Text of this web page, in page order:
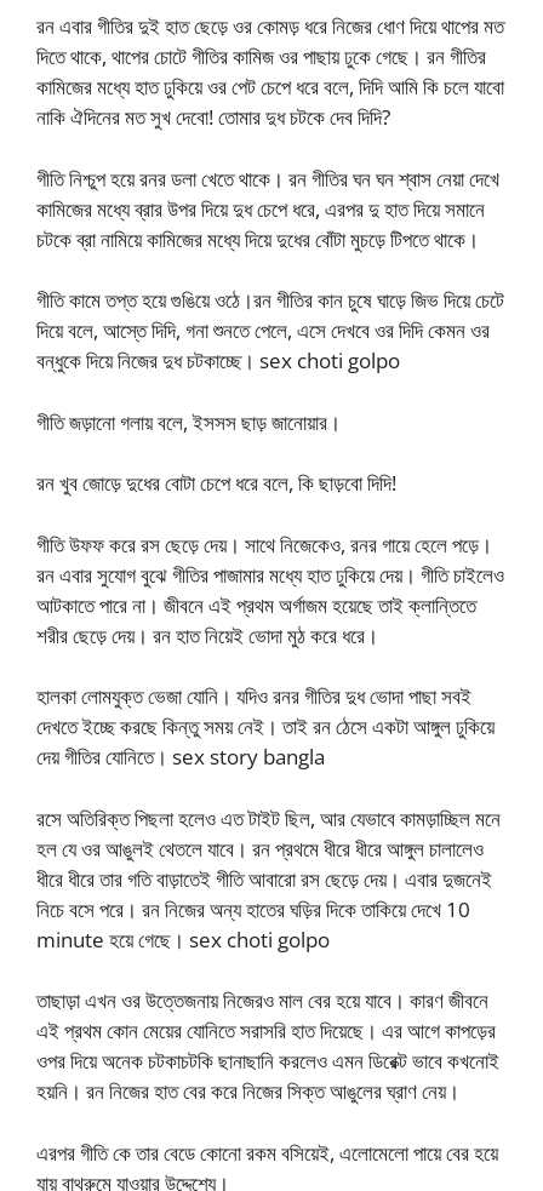
রন এবার গীতির দুই হাত ছেড়ে ওর কোমড় ধরে নিজের ধোণ দিয়ে থাপের মত
দিতে থাকে, থাপের চোটে গীতির কামিজ ওর পাছায় ঢুকে গেছে। রন গীতির
কামিজের মধ্যে হাত ঢুকিয়ে ওর পেট চেপে ধরে বলে, দিদি আমি কি চলে যাবো
নাকি ঐদিনের মত সুখ দেবো! তোমার দুধ চটকে দেব দিদি?
গীতি নিশ্চুপ হয়ে রনর ডলা খেতে থাকে। রন গীতির ঘন ঘন শ্বাস নেয়া দেখে
কামিজের মধ্যে ব্রার উপর দিয়ে দুধ চেপে ধরে, এরপর দু হাত দিয়ে সমানে
চটকে ব্রা নামিয়ে কামিজের মধ্যে দিয়ে দুধের বোঁটা মুচড়ে টিপতে থাকে।
গীতি কামে তপ্ত হয়ে গুঙিয়ে ওঠে।রন গীতির কান চুষে ঘাড়ে জিভ দিয়ে চেটে
দিয়ে বলে, আস্তে দিদি, গনা শুনতে পেলে, এসে দেখবে ওর দিদি কেমন ওর
বন্ধুকে দিয়ে নিজের দুধ চটকাচ্ছে। sex choti golpo
গীতি জড়ানো গলায় বলে, ইসসস ছাড় জানোয়ার।
রন খুব জোড়ে দুধের বোটা চেপে ধরে বলে, কি ছাড়বো দিদি!
গীতি উফফ করে রস ছেড়ে দেয়। সাথে নিজেকেও, রনর গায়ে হেলে পড়ে।
রন এবার সুযোগ বুঝে গীতির পাজামার মধ্যে হাত ঢুকিয়ে দেয়। গীতি চাইলেও
আটকাতে পারে না। জীবনে এই প্রথম অর্গাজম হয়েছে তাই ক্লান্তিতে
শরীর ছেড়ে দেয়। রন হাত নিয়েই ভোদা মুঠ করে ধরে।
হালকা লোমযুক্ত ভেজা যোনি। যদিও রনর গীতির দুধ ভোদা পাছা সবই
দেখতে ইচ্ছে করছে কিন্তু সময় নেই। তাই রন ঠেসে একটা আঙ্গুল ঢুকিয়ে
দেয় গীতির যোনিতে। sex story bangla
রসে অতিরিক্ত পিছলা হলেও এত টাইট ছিল, আর যেভাবে কামড়াচ্ছিল মনে
হল যে ওর আঙুলই থেতলে যাবে। রন প্রথমে ধীরে ধীরে আঙ্গুল চালালেও
ধীরে ধীরে তার গতি বাড়াতেই গীতি আবারো রস ছেড়ে দেয়। এবার দুজনেই
নিচে বসে পরে। রন নিজের অন্য হাতের ঘড়ির দিকে তাকিয়ে দেখে 10
minute হয়ে গেছে। sex choti golpo
তাছাড়া এখন ওর উত্তেজনায় নিজেরও মাল বের হয়ে যাবে। কারণ জীবনে
এই প্রথম কোন মেয়ের যোনিতে সরাসরি হাত দিয়েছে। এর আগে কাপড়ের
ওপর দিয়ে অনেক চটকাচটকি ছানাছানি করলেও এমন ডিরেক্ট ভাবে কখনোই
হয়নি। রন নিজের হাত বের করে নিজের সিক্ত আঙুলের ঘ্রাণ নেয়।
এরপর গীতি কে তার বেডে কোনো রকম বসিয়েই, এলোমেলো পায়ে বের হয়ে
যায় বাথরুমে যাওয়ার উদ্দেশ্যে।